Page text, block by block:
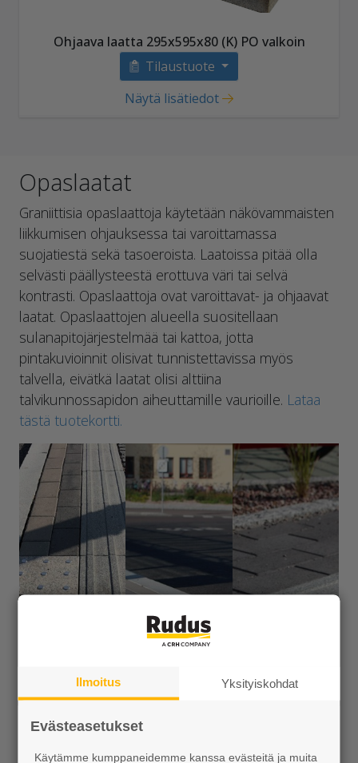
Ohjaava laatta 295x595x80 (K) PO valkoin
Tilaustuote
Näytä lisätiedot
Opaslaatat
Graniittisia opaslaattoja käytetään näkövammaisten
liikkumisen ohjauksessa tai varoittamassa
suojatiestä sekä tasoeroista. Laatoissa pitää olla
selvästi päällysteestä erottuva väri tai selvä
kontrasti. Opaslaattoja ovat varoittavat- ja ohjaavat
laatat. Opaslaattojen alueella suositellaan
sulanapitojärjestelmää tai kattoa, jotta
pintakuvioinnit olisivat tunnistettavissa myös
talvella, eivätkä laatat olisi alttiina
talvikunnossapidon aiheuttamille vaurioille. Lataa
tästä tuotekortti.
Ilmoitus Yksityiskohdat
Evästeasetukset
Käytämme kumppaneidemme kanssa evästeitä ja muita